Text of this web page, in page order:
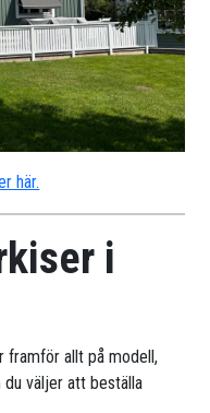
här.
i
framför allt på modell,
väljer att beställa